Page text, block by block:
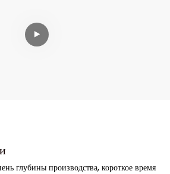
глубины производства, короткое время